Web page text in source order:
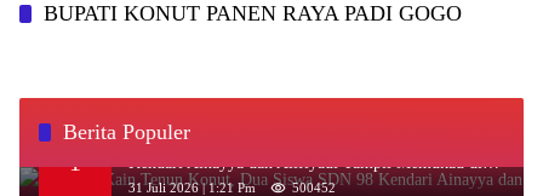
BUPATI KONUT PANEN RAYA PADI GOGO
Berita Populer
1
‎Kenakan Kain Tenun Konut, Dua Siswa SDN 98
Kendari Ainayya dan Alifiyaul Tampil Memukau di
Ajang BTN Indonesia Fashion Week 2026
31 Juli 2026 | 1:21 Pm 500452